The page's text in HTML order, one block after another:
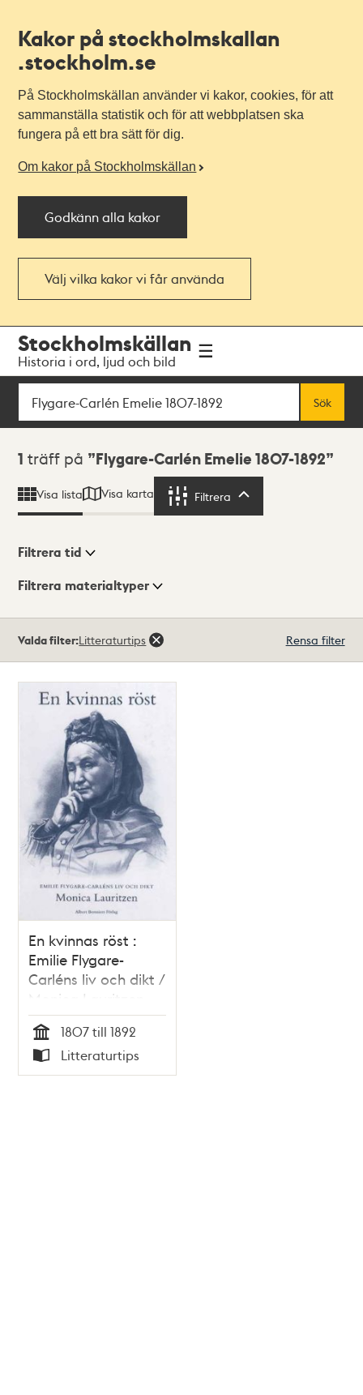
Kakor på stockholmskallan
.stockholm.se
På Stockholmskällan använder vi kakor, cookies, för att
sammanställa statistik och för att webbplatsen ska
fungera på ett bra sätt för dig.
Om kakor på Stockholmskällan
Godkänn alla kakor
Välj vilka kakor vi får använda
navigationen
huvudinnehållet
Stockholmskällan
Historia i ord, ljud och bild
Sök
Sök
Sökresultat
1 träff på Flygare-Carlén Emelie 1807-1892
Visa lista Visa karta Filtrera
Visningsläge
Filtrera tid
Filtrera materialtyper
träffar
Valda filter:Litteraturtips Rensa filter
En kvinnas röst :
Emilie Flygare-
Carléns liv och dikt /
Monica Lauritzen
Tid
1807 till 1892
Typ
Litteraturtips